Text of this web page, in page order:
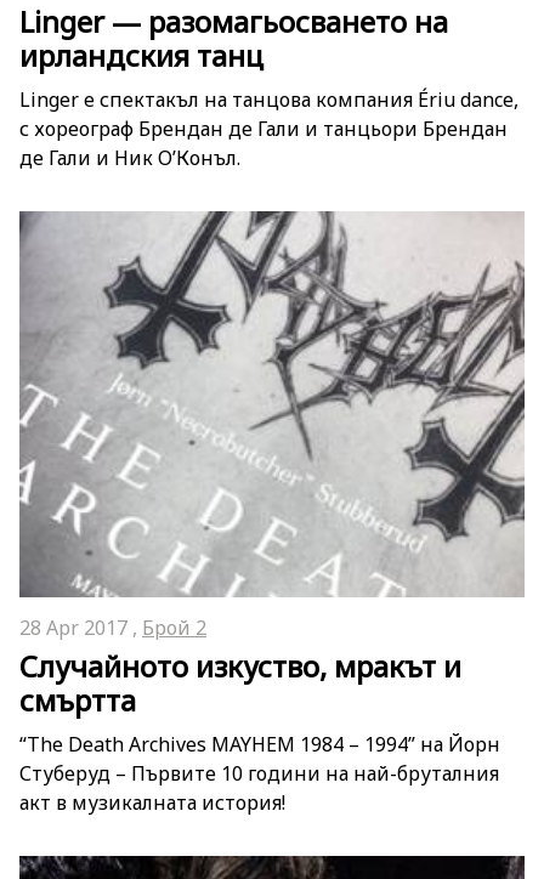
Linger — разомагьосването на
ирландския танц
Linger e спектакъл на танцова компания Ériu dance,
с хореограф Брендан де Гали и танцьори Брендан
де Гали и Ник О’Конъл.
28 Apr 2017 , Брой 2
Случайното изкуство, мракът и
смъртта
“The Death Archives MAYHEM 1984 – 1994” на Йорн
Стуберуд – Първите 10 години на най-бруталния
акт в музикалната история!